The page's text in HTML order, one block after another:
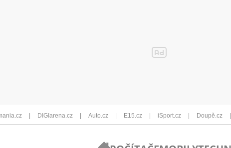
DIGIarena.cz Auto.cz E15.cz iSport.cz Doupě.cz